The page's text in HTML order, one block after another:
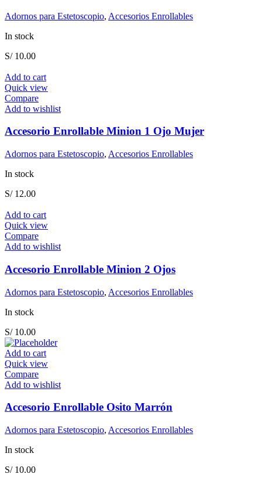
Adornos para Estetoscopio, Accesorios Enrollables
In stock
S/10.00
Add to cart
Quick view
Compare
Add to wishlist
Accesorio Enrollable Minion 1 Ojo Mujer
Adornos para Estetoscopio, Accesorios Enrollables
In stock
S/12.00
Add to cart
Quick view
Compare
Add to wishlist
Accesorio Enrollable Minion 2 Ojos
Adornos para Estetoscopio, Accesorios Enrollables
In stock
S/10.00
Add to cart
Quick view
Compare
Add to wishlist
Accesorio Enrollable Osito Marrón
Adornos para Estetoscopio, Accesorios Enrollables
In stock
S/10.00